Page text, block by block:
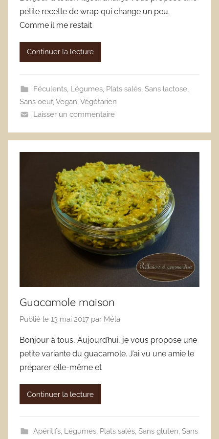
petite recette de wrap qui change un peu.
Comme il me restait
Continuer la lecture
Féculents, Légumes, Plats salés, Sans lactose,
Sans oeuf, Vegan Végétarien
Laisser un commentaire
Guacamole maison
Publié le 13 mai 2017 par Méla
Bonjour à tous, Aujourd’hui, je vous propose une
petite variante du guacamole. J’ai vu une amie le
préparer elle-même et
Continuer la lecture
Apéritifs, Légumes, Plats salés, Sans gluten, Sans